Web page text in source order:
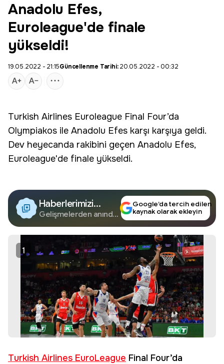
Anadolu Efes,
Euroleague'de finale
yükseldi!
19.05.2022 - 21:15Güncellenme Tarihi:20.05.2022 - 00:32
Turkish Airlines Euroleague Final Four’da
Olympiakos ile Anadolu Efes karşı karşıya geldi.
Dev heyecanda rakibini geçen Anadolu Efes,
Euroleague'de finale yükseldi.
Haberlerimizi
Google'da Takip
Edin
Gelişmelerden anında
Google’da tercih edilen
kaynak olarak ekleyin
1
Turkish Airlines EuroLeague Final Four’da